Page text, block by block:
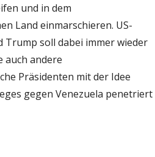
und in dem
Land einmarschieren. US-
Trump soll dabei immer wieder
auch andere
Präsidenten mit der Idee
gegen Venezuela penetriert